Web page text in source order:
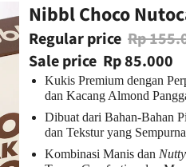
Nibbl Choco
Regular price Rp
Sale price Rp 85.000
Kukis Premium dengan
dan Kacang Almond
Dibuat dari Bahan-Bahan
dan Tekstur yang Sempurna
Kombinasi Manis dan Nutty